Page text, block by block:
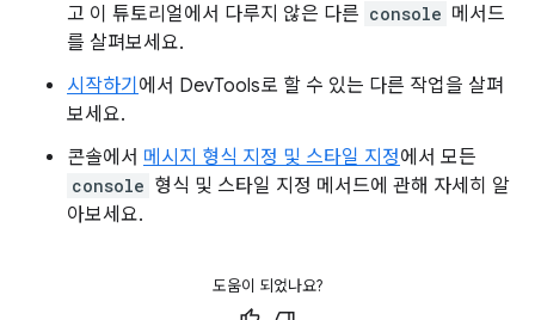
고 이 튜토리얼에서 다루지 않은 다른 console 메서드
를 살펴보세요.
시작하기 에서 DevTools로 할 수 있는 다른 작업을 살펴
보세요.
콘솔에서 메시지 형식 지정 및 스타일 지정에서 모든
console 형식 및 스타일 지정 메서드에 관해 자세히 알
아보세요.
도움이 되었나요?